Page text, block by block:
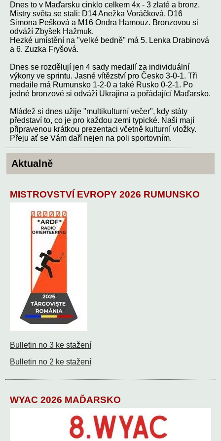
Dnes to v Maďarsku cinklo celkem 4x - 3 zlaté a bronz.
Mistry světa se stali: D14 Anežka Voráčková, D16
Simona Pešková a M16 Ondra Hamouz. Bronzovou si
odváží Zbyšek Hažmuk.
Hezké umístění na "velké bedně" má 5. Lenka Drabinová
a 6. Zuzka Fryšová.
Dnes se rozdělují jen 4 sady medailí za individuální
výkony ve sprintu. Jasné vítězství pro Česko 3-0-1. Tři
medaile má Rumunsko 1-2-0 a také Rusko 0-2-1. Po
jedné bronzové si odváží Ukrajina a pořádající Maďarsko.
Mládež si dnes užije "multikulturní večer", kdy státy
představí to, co je pro každou zemi typické. Naši mají
připravenou krátkou prezentaci včetně kulturní vložky.
Přeju ať se Vám daří nejen na poli sportovním.
Aktualně
MISTROVSTVÍ EVROPY 2026 RUMUNSKO
Bulletin no 3 ke stažení
Bulletin no 2 ke stažení
WYAC 2026 MAĎARSKO